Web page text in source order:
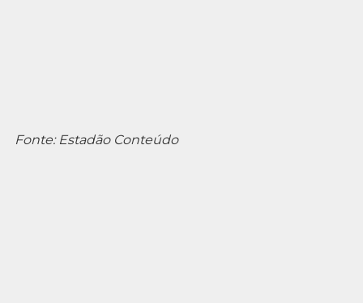
Fonte: Estadão Conteúdo